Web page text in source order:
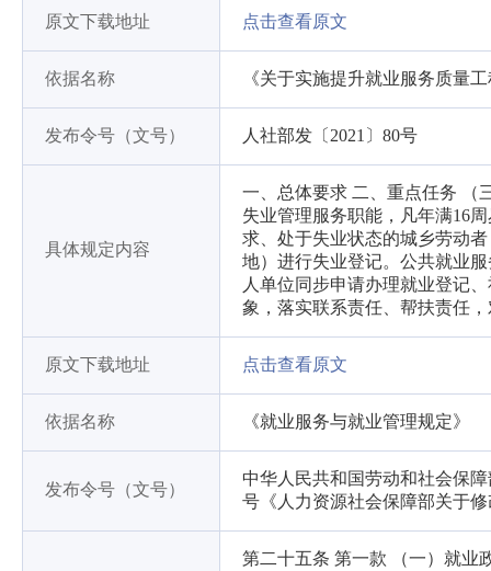
原文下载地址 点击查看原文
依据名称 《关于实施提升就业服务质量
发布令号（文号） 人社部发〔2021〕80号
具体规定内容
一、总体要求 二、重点任务 （
失业管理服务职能，凡年满16
求、处于失业状态的城乡劳动
地）进行失业登记。公共就业
人单位同步申请办理就业登记
象，落实联系责任、帮扶责任
原文下载地址 点击查看原文
依据名称 《就业服务与就业管理规定》
发布令号（文号）
中华人民共和国劳动和社会保
号《人力资源社会保障部关于
第二十五条 第一款 （一）就业